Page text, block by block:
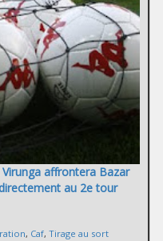
affrontera Bazar
au 2e tour
, Caf, Tirage au sort